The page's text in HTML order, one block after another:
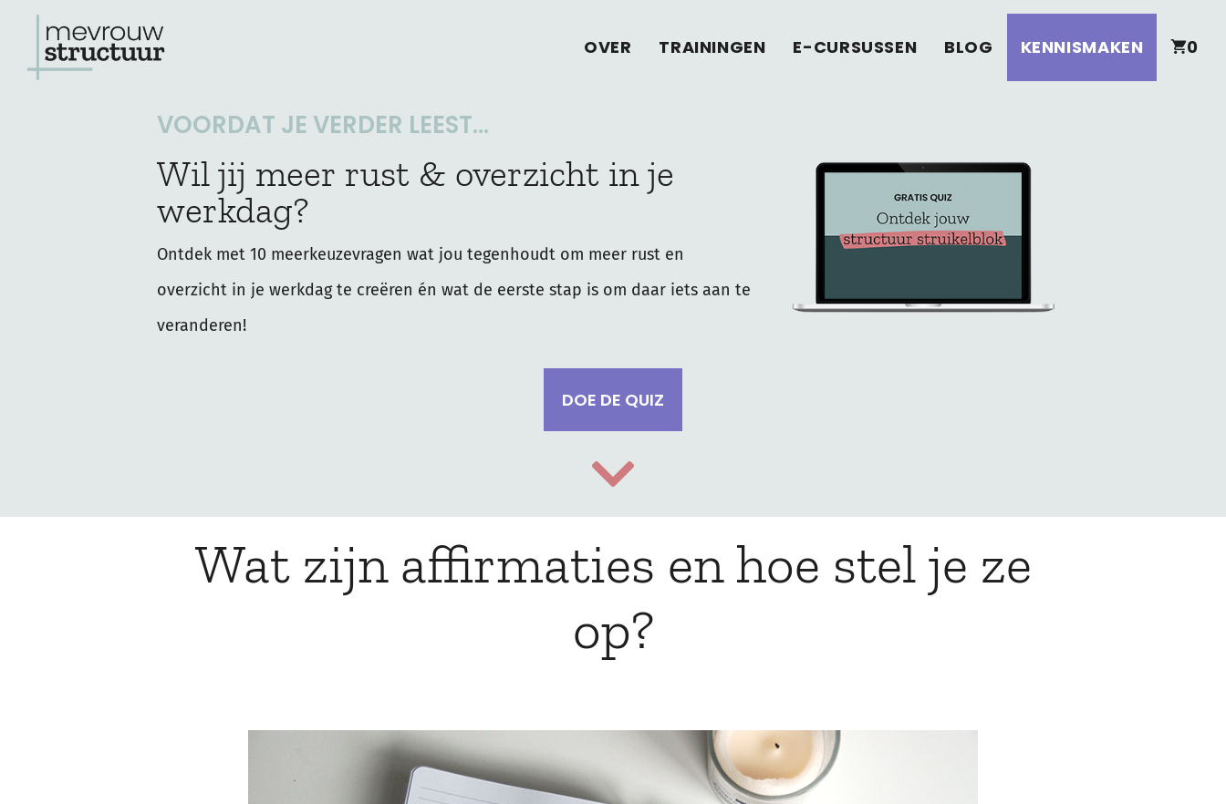
OVER TRAININGEN E-CURSUSSEN BLOG KENNISMAKEN 0
VOORDAT JE VERDER LEEST...
Wil jij meer rust & overzicht in je
werkdag?
Ontdek met 10 meerkeuzevragen wat jou tegenhoudt om meer rust en
overzicht in je werkdag te creëren én wat de eerste stap is om daar iets aan te
veranderen!
DOE DE QUIZ
Wat zijn affirmaties en hoe stel je ze
op?